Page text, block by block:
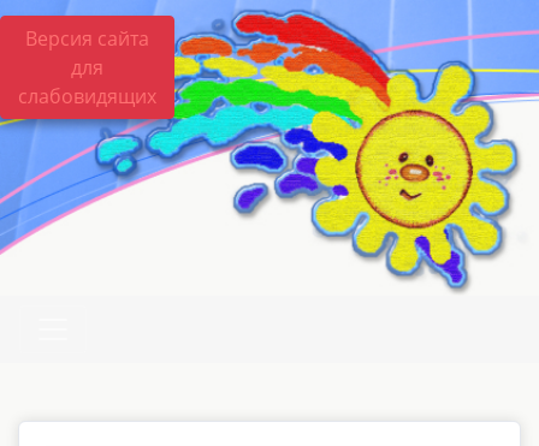
Версия сайта
для
слабовидящих